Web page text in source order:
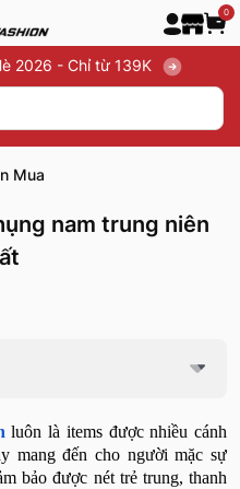
0
2026 - Chỉ từ 139K
Mua
nam trung niên
luôn là items được nhiều cánh
mang đến cho người mặc sự
bảo được nét trẻ trung, thanh